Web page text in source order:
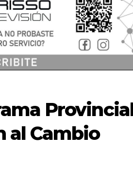
al Cambio